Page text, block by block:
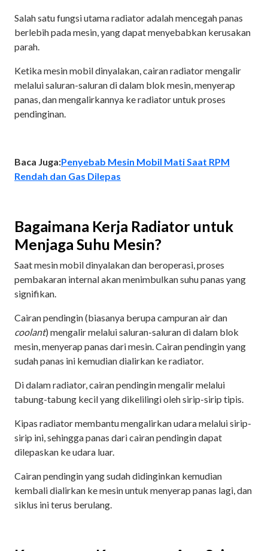
Salah satu fungsi utama radiator adalah mencegah panas
berlebih pada mesin, yang dapat menyebabkan kerusakan
parah.
Ketika mesin mobil dinyalakan, cairan radiator mengalir
melalui saluran-saluran di dalam blok mesin, menyerap
panas, dan mengalirkannya ke radiator untuk proses
pendinginan.
Baca Juga:Penyebab Mesin Mobil Mati Saat RPM
Rendah dan Gas Dilepas
Bagaimana Kerja Radiator untuk
Menjaga Suhu Mesin?
Saat mesin mobil dinyalakan dan beroperasi, proses
pembakaran internal akan menimbulkan suhu panas yang
signifikan.
Cairan pendingin (biasanya berupa campuran air dan
coolant) mengalir melalui saluran-saluran di dalam blok
mesin, menyerap panas dari mesin. Cairan pendingin yang
sudah panas ini kemudian dialirkan ke radiator.
Di dalam radiator, cairan pendingin mengalir melalui
tabung-tabung kecil yang dikelilingi oleh sirip-sirip tipis.
Kipas radiator membantu mengalirkan udara melalui sirip-
sirip ini, sehingga panas dari cairan pendingin dapat
dilepaskan ke udara luar.
Cairan pendingin yang sudah didinginkan kemudian
kembali dialirkan ke mesin untuk menyerap panas lagi, dan
siklus ini terus berulang.